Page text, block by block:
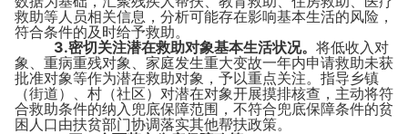
救助等人员相关信息，分析可能存在影响基本生活的风险，
符合条件的及时给予救助。
3.密切关注潜在救助对象基本生活状况。将低收入对
象、重病重残对象、家庭发生重大变故一年内申请救助未获
批准对象等作为潜在救助对象，予以重点关注。指导乡镇
（街道）、村（社区）对潜在对象开展摸排核查，主动将符
合救助条件的纳入兜底保障范围，不符合兜底保障条件的贫
困人口由扶贫部门协调落实其他帮扶政策。